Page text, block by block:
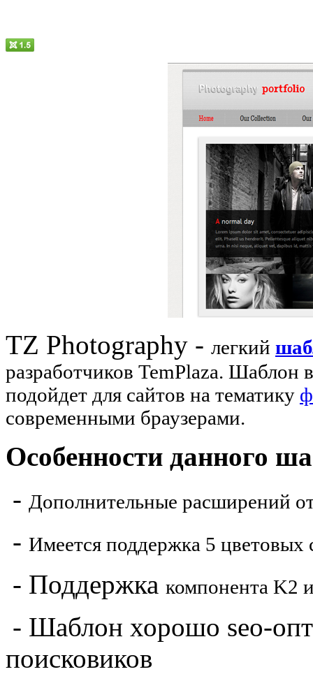
TZ Photography - легкий
разработчиков TemPlaza. Шаблон
подойдет для сайтов на тематику
современными браузерами.
Особенности данного
- Дополнительные расширений
- Имеется поддержка 5 цветовых
- Поддержка компонента K2
- Шаблон хорошо seo-
поисковиков